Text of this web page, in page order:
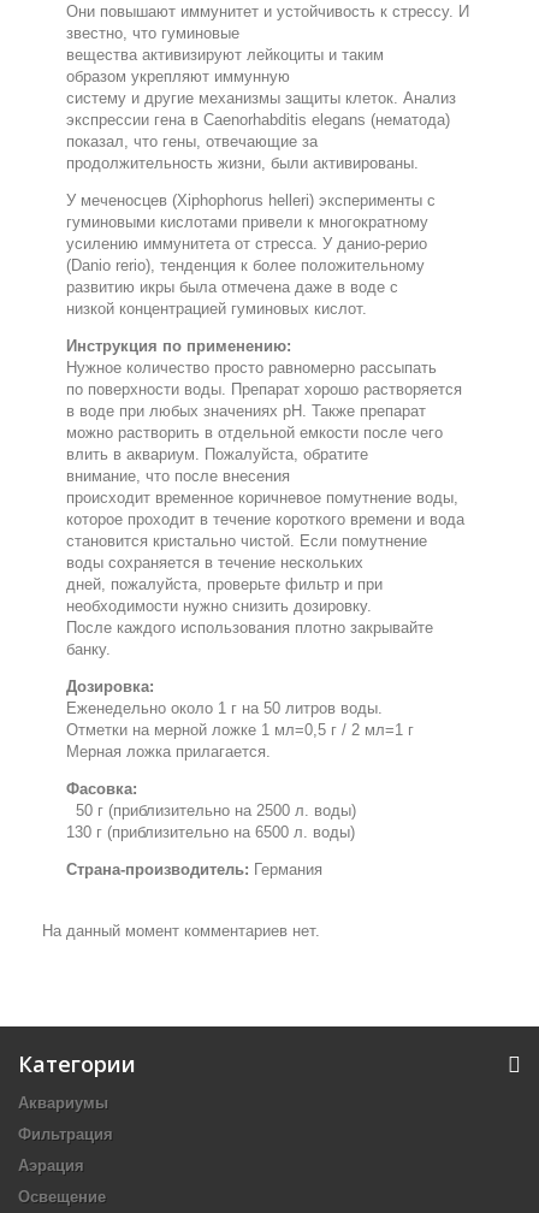
Они повышают иммунитет и устойчивость к стрессу. И
звестно, что гуминовые
вещества активизируют лейкоциты и таким
образом укрепляют иммунную
систему и другие механизмы защиты клеток. Анализ
экспрессии гена в Caenorhabditis elegans (нематода)
показал, что гены, отвечающие за
продолжительность жизни, были активированы.
У меченосцев (Xiphophorus helleri) эксперименты с
гуминовыми кислотами привели к многократному
усилению иммунитета от стресса. У данио-рерио
(Danio rerio), тенденция к более положительному
развитию икры была отмечена даже в воде с
низкой концентрацией гуминовых кислот.
Инструкция по применению:
Нужное количество просто равномерно рассыпать
по поверхности воды. Препарат хорошо растворяется
в воде при любых значениях pH . Также препарат
можно растворить в отдельной емкости после чего
влить в аквариум. Пожалуйста, обратите
внимание, что после внесения
происходит временное коричневое помутнение воды,
которое проходит в течение короткого времени и вода
становится кристально чистой. Если помутнение
воды сохраняется в течение нескольких
дней, пожалуйста, проверьте фильтр и при
необходимости нужно снизить дозировку.
После каждого использования плотно закрывайте
банку.
Дозировка:
Еженедельно около 1 г на 50 литров воды.
Отметки на мерной ложке 1 мл=0,5 г / 2 мл=1 г
Мерная ложка прилагается.
Фасовка:
50 г (приблизительно на 2500 л. воды)
130 г (приблизительно на 6500 л. воды)
Страна-производитель: Германия
На данный момент комментариев нет.
Категории
Аквариумы
Фильтрация
Аэрация
Освещение